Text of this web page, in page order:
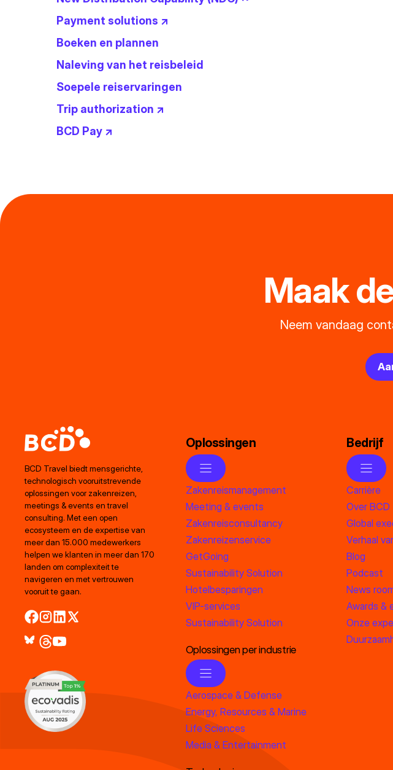
Payment solutions ↗
Boeken en plannen
Naleving van het reisbeleid
Soepele reiservaringen
Trip authorization ↗
BCD Pay ↗
Maak
Neem vandaag
BCD Travel biedt mensgerichte,
technologisch vooruitstrevende
oplossingen voor zakenreizen,
meetings & events en travel
consulting. Met een open
ecosysteem en de expertise van
meer dan 15.000 medewerkers
helpen we klanten in meer dan 170
landen om complexiteit te
navigeren en met vertrouwen
vooruit te gaan.
Oplossingen
Zakenreismanagement
Meeting & events
Zakenreisconsultancy
Zakenreizenservice
GetGoing
Sustainability Solution
Hotelbesparingen
VIP-services
Sustainability Solution
Oplossingen per industrie
Aerospace & Defense
Energy, Resources & Marine
Life Sciences
Media & Entertainment
Bedrijf
Carrière
Over BCD
Global
Verhaal
Blog
Podcast
News
Awards &
Onze